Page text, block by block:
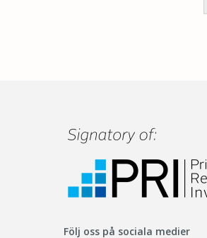
Följ oss på sociala medier